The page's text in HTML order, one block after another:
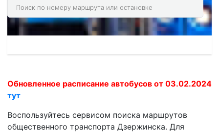
Обновленное расписание автобусов от 03.02.2024
тут
Воспользуйтесь сервисом поиска маршрутов
общественного транспорта Дзержинска. Для